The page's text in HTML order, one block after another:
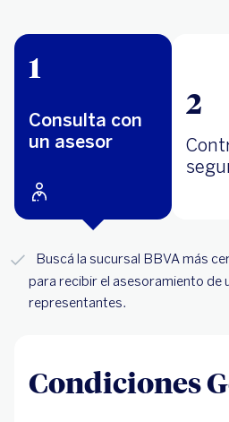
1
Consulta con
un asesor
2
Buscá la sucursal BBVA más
para recibir el asesoramiento de
representantes.
Condiciones